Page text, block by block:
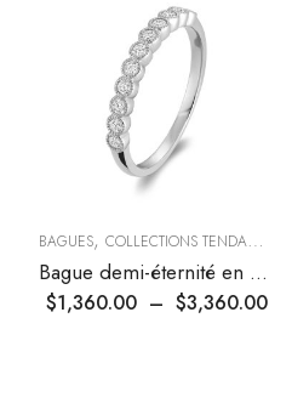
TENDANCES
BAGUES, COLLECTIONS TENDANCES
Bague demi-éternité en diamants avec finition milgrain
$1,360.00 – $3,360.00